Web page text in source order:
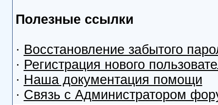
Полезные ссылки
· Восстановление забытого
· Регистрация нового
· Наша документация помощи
· Связь с Администратором